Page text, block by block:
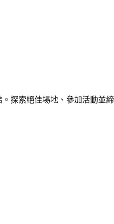
探索絕佳場地、參加活動並